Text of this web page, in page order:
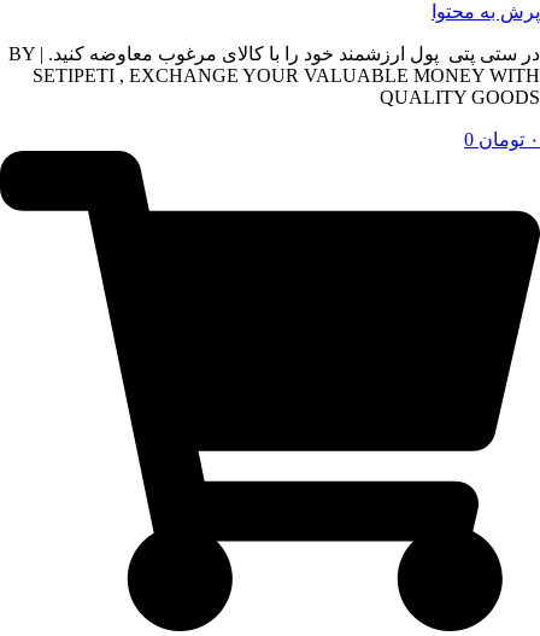
پرش به محتوا
در ستی پتی پول ارزشمند خود را با کالای مرغوب معاوضه کنید. | BY
SETIPETI , EXCHANGE YOUR VALUABLE MONEY WITH
QUALITY GOODS
۰ تومان 0